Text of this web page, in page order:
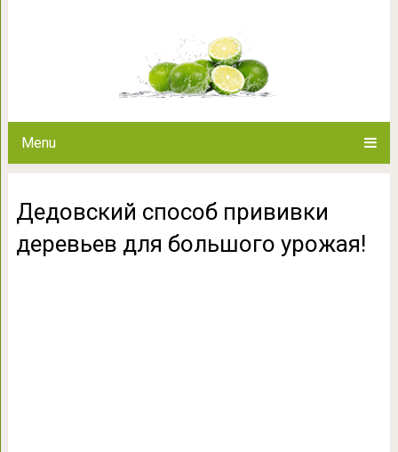
Menu
Дедовский способ прививки
деревьев для большого урожая!